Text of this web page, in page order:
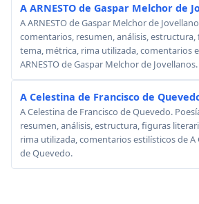
A ARNESTO de Gaspar Melchor de
A ARNESTO de Gaspar Melchor de
comentarios, resumen, análisis, estructura,
tema, métrica, rima utilizada, comentarios
ARNESTO de Gaspar Melchor de Jovellanos.
A Celestina de Francisco de
A Celestina de Francisco de Quevedo.
resumen, análisis, estructura, figuras
rima utilizada, comentarios estilísticos de A
de Quevedo.